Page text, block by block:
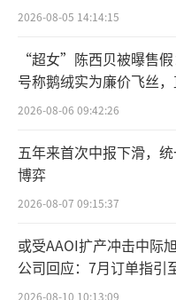
光大银行或许能够
其竞争力和盈利能
业绩渐显回暖
入344.87亿元，比
归属净利润124.3
12.04亿元；不良
平；拨备覆盖率
验
2026-08-05 14:14:15
“超女”陈西贝被曝售
号称鹅绒实为廉价飞丝
百万元
2026-08-06 09:42:26
五年来首次中报下滑，
博弈
2026-08-07 09:15:37
或受AAOI扩产冲击中际
公司回应：7月订单指引
2026-08-10 10:13:09